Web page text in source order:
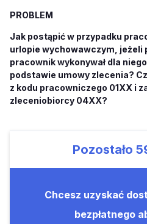
PROBLEM
Jak postąpić w przypadku
urlopie wychowawczym, jeżeli
pracownik wykonywał dla
podstawie umowy zlecenia?
z kodu pracowniczego 01XX i
zleceniobiorcy 04XX?
Pozostało
Chcesz uzyskać
bezpłatnego